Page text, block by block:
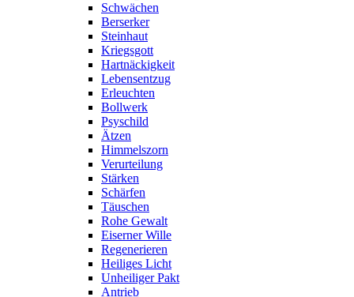
Schwächen
Berserker
Steinhaut
Kriegsgott
Hartnäckigkeit
Lebensentzug
Erleuchten
Bollwerk
Psyschild
Ätzen
Himmelszorn
Verurteilung
Stärken
Schärfen
Täuschen
Rohe Gewalt
Eiserner Wille
Regenerieren
Heiliges Licht
Unheiliger Pakt
Antrieb